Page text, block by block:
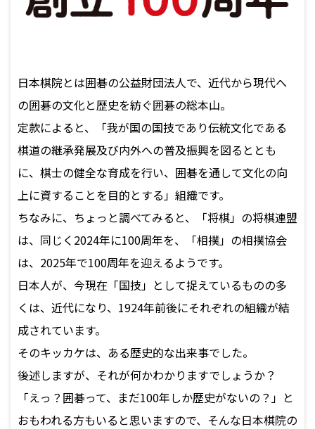
日本棋院とは囲碁の公益財団法人で、近代から現代へ
の囲碁の文化と歴史を紡ぐ囲碁の総本山。
定款によると、「我が国の国技であり伝統文化である
棋道の継承発展及び内外への普及振興を図るととも
に、棋士の健全な育成を行い、囲碁を通して文化の向
上に資することを目的とする」組織です。
ちなみに、ちょっと調べてみると、「将棋」の将棋連盟
は、同じく2024年に100周年を、「相撲」の相撲協会
は、2025年で100周年を迎えるようです。
日本人が、今現在「国技」として捉えているものの多
くは、近代になり、1924年前後にそれぞれの組織が結
成されています。
そのキッカケは、ある歴史的な出来事でした。
後述しますが、それが何かわかりますでしょうか？
「えっ？囲碁って、まだ100年しか歴史がないの？」と
おもわれる方もいると思いますので、そんな日本棋院の